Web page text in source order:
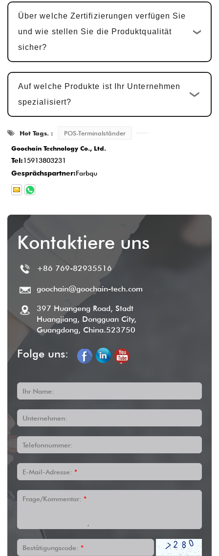
dauert in der Regel5-7 Werktage, mit
Anpassungen basierend auf Feedback.
Massenproduktion und
Qualitätsprüfung: Nach der
Musterfreigabe beginnt der
Produktionszyklus15-20 Werktage
Lieferung und Kundendienst
Produktion abgeschlossen ist, beträgt die
2-5 Werktage
wir bieten umfassenden After-Sales-Service,
um die Kundenzufriedenheit sicherzustellen.
Über welche Zertifizierungen verfügen Sie
und wie stellen Sie die Produktqualität
sicher?
Auf welche Produkte ist Ihr Unternehmen
spezialisiert?
Hot Tags. :
POS-Terminalständer
Goochain Technology Co., Ltd.
Tel:15913803231
Gesprächspartner:Farbqu
Kontaktiere uns
+86 769-82935516
goochain@goochain-tech.com
397 Huangeng Road, Stadt
Huangjiang, Dongguan City,
Guangdong, China.523750
Folge uns:
Ihr Name:
Unternehmen:
Telefonnummer:
E-Mail-Adresse: *
Frage/Kommentar: *
Bestätigungscode: *